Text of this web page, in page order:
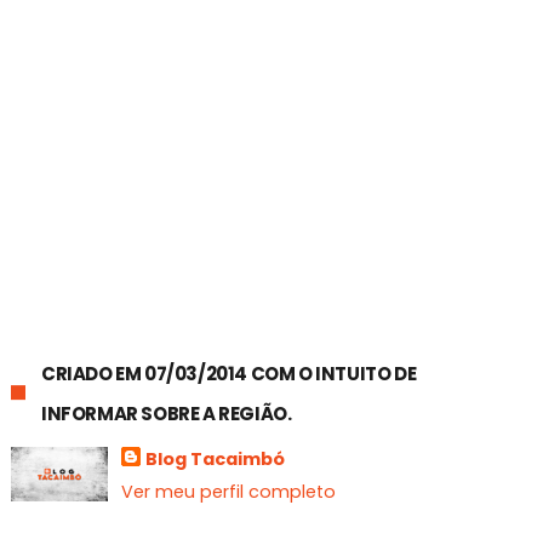
CRIADO EM 07/03/2014 COM O INTUITO DE
INFORMAR SOBRE A REGIÃO.
Blog Tacaimbó
Ver meu perfil completo